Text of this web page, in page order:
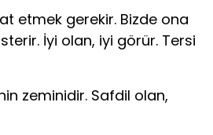
etmek gerekir. Bizde ona
İyi olan, iyi görür. Tersi
zeminidir. Safdil olan,